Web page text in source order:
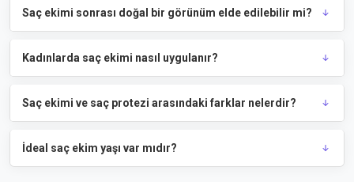
Saç ekimi sonrası doğal bir görünüm elde edilebilir mi?
Kadınlarda saç ekimi nasıl uygulanır?
Saç ekimi ve saç protezi arasındaki farklar nelerdir?
İdeal saç ekim yaşı var mıdır?